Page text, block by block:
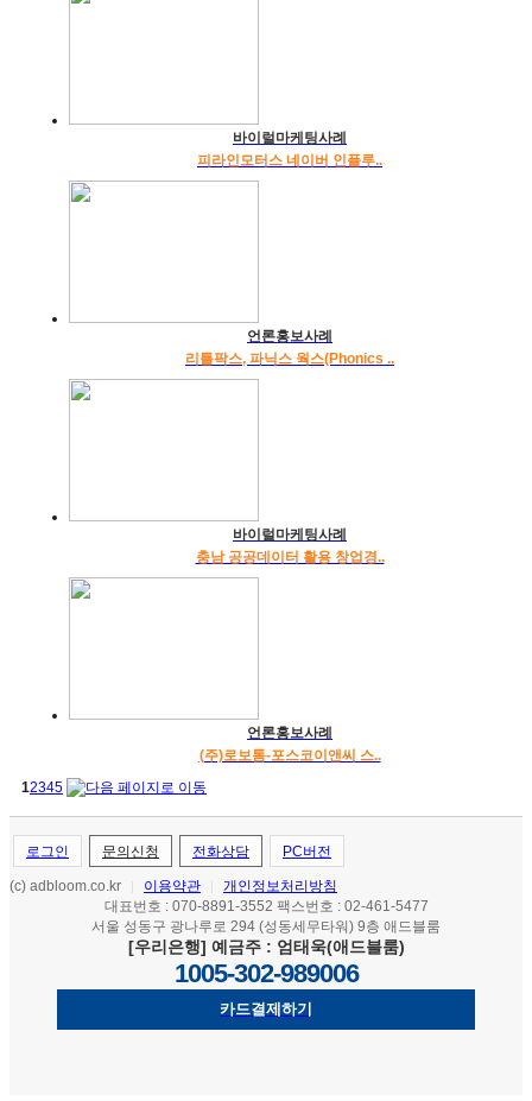
바이럴마케팅사례
피라인모터스 네이버 인플루..
언론홍보사례
리틀팍스, 파닉스 웍스(Phonics ..
바이럴마케팅사례
충남 공공데이터 활용 창업경..
언론홍보사례
(주)로보톰-포스코이앤씨 스..
12345
로그인 문의신청 전화상담 PC버전
(c) adbloom.co.kr 이용약관
개인정보처리방침
대표번호 : 070-8891-3552 팩스번호 : 02-461-5477
서울 성동구 광나루로 294 (성동세무타워) 9층 애드블룸
[우리은행] 예금주 : 엄태욱(애드블룸)
1005-302-989006
카드결제하기